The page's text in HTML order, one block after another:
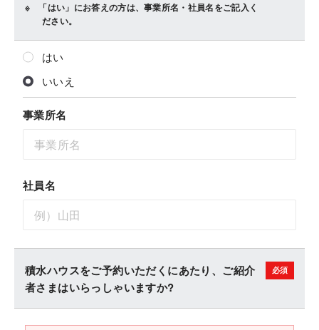
「はい」にお答えの方は、事業所名・社員名をご記入く
ださい。
はい
いいえ
事業所名
社員名
積水ハウスをご予約いただくにあたり、ご紹介
者さまはいらっしゃいますか?